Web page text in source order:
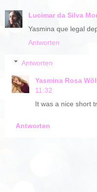
Lucimar da Silva
Yasmina que legal
Antworten
Antworten
Yasmina Rosa
11:32
It was a nice short
Antworten